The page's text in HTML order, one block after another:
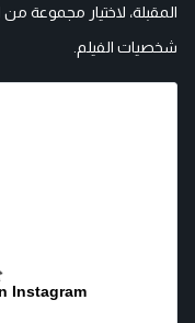
المقبلة، لاختيار مجموعة
شخصيات الفيلم.
Instagram